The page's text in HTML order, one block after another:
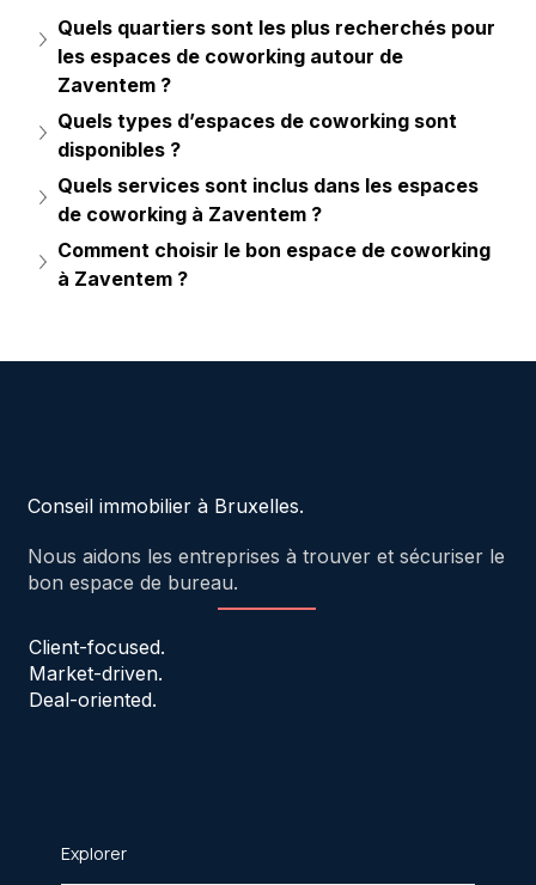
Quels quartiers sont les plus recherchés pour
les espaces de coworking autour de
Zaventem ?
Quels types d’espaces de coworking sont
disponibles ?
Quels services sont inclus dans les espaces
de coworking à Zaventem ?
Comment choisir le bon espace de coworking
à Zaventem ?
Conseil immobilier à Bruxelles.
Nous aidons les entreprises à trouver et sécuriser le
bon espace de bureau.
Client-focused.
Market-driven.
Deal-oriented.
Explorer